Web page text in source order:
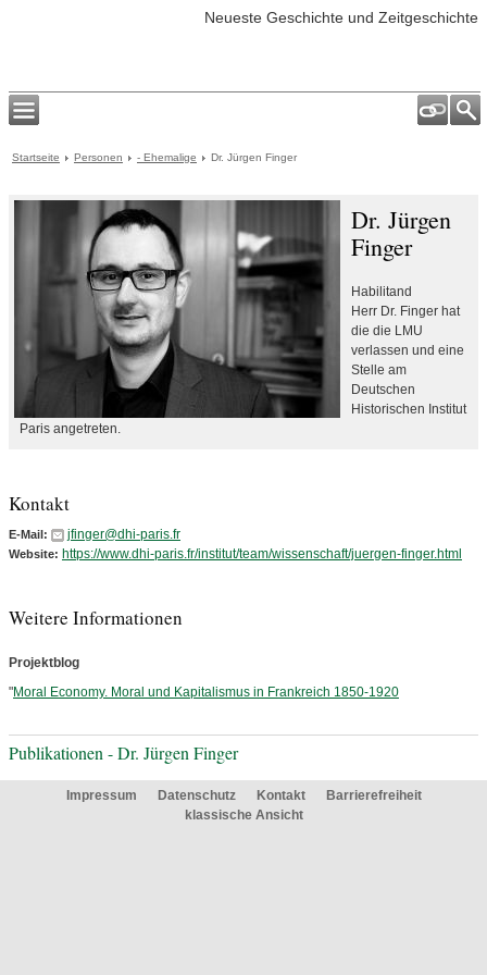
Neueste Geschichte und Zeitgeschichte
Startseite Personen - Ehemalige Dr. Jürgen Finger
Dr. Jürgen
Finger
Habilitand
Herr Dr. Finger hat
die die LMU
verlassen und eine
Stelle am
Deutschen
Historischen Institut
Paris angetreten.
Kontakt
E-Mail: jfinger@dhi-paris.fr
Website: https://www.dhi-paris.fr/institut/team/wissenschaft/juergen-finger.html
Weitere Informationen
Projektblog
"Moral Economy. Moral und Kapitalismus in Frankreich 1850-1920
Publikationen - Dr. Jürgen Finger
Impressum Datenschutz Kontakt
Barrierefreiheit
klassische Ansicht